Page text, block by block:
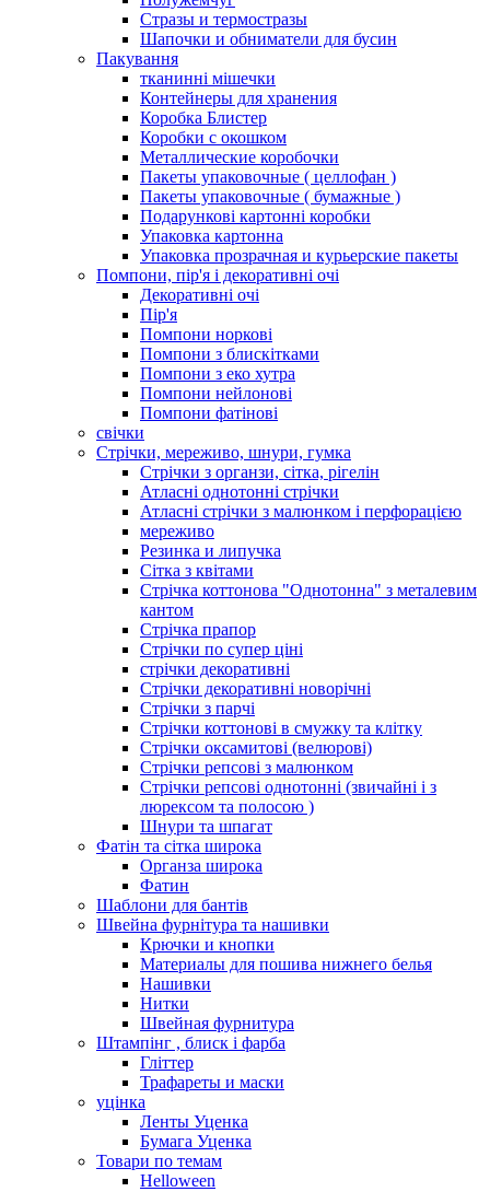
Стразы и термостразы
Шапочки и обниматели для бусин
Пакування
тканинні мішечки
Контейнеры для хранения
Коробка Блистер
Коробки с окошком
Металлические коробочки
Пакеты упаковочные ( целлофан )
Пакеты упаковочные ( бумажные )
Подарункові картонні коробки
Упаковка картонна
Упаковка прозрачная и курьерские пакеты
Помпони, пір'я і декоративні очі
Декоративні очі
Пір'я
Помпони норкові
Помпони з блискітками
Помпони з еко хутра
Помпони нейлонові
Помпони фатінові
свічки
Стрічки, мереживо, шнури, гумка
Стрічки з органзи, сітка, рігелін
Атласні однотонні стрічки
Атласні стрічки з малюнком і перфорацією
мереживо
Резинка и липучка
Сітка з квітами
Стрічка коттонова "Однотонна" з металевим
кантом
Стрічка прапор
Стрічки по супер ціні
стрічки декоративні
Стрічки декоративні новорічні
Стрічки з парчі
Стрічки коттонові в смужку та клітку
Стрічки оксамитові (велюрові)
Стрічки репсові з малюнком
Стрічки репсові однотонні (звичайні і з
люрексом та полосою )
Шнури та шпагат
Фатін та сітка широка
Органза широка
Фатин
Шаблони для бантів
Швейна фурнітура та нашивки
Крючки и кнопки
Материалы для пошива нижнего белья
Нашивки
Нитки
Швейная фурнитура
Штампінг , блиск і фарба
Гліттер
Трафареты и маски
уцінка
Ленты Уценка
Бумага Уценка
Товари по темам
Helloween